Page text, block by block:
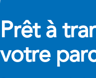
Prêt à
votre